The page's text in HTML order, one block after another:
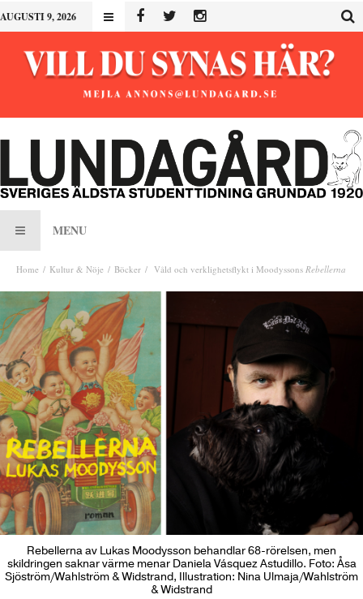
AUGUSTI 9, 2026
MENU
Home Kultur & Nöje Böcker Våld och verklighetsflykt i Moodyssons Rebellerna
Rebellerna av Lukas Moodysson behandlar 68-rörelsen, men
skildringen saknar värme menar Daniela Vásquez Astudillo. Foto: Åsa
Sjöström/Wahlström & Widstrand, Illustration: Nina Ulmaja/Wahlström
& Widstrand